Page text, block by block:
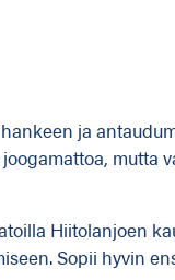
ja
mutta
Hiitolanjoen
Sopii hyvin